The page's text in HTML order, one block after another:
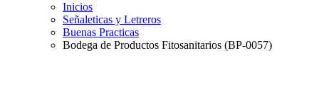
Inicios
Señaleticas y Letreros
Buenas Practicas
Bodega de Productos Fitosanitarios (BP-0057)